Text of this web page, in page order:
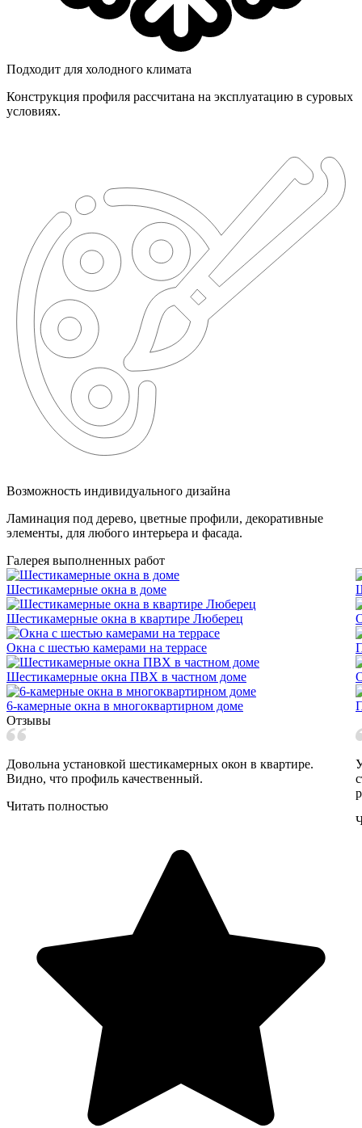
Подходит для холодного климата
Конструкция профиля рассчитана на эксплуатацию в суровых
условиях.
Возможность индивидуального дизайна
Ламинация под дерево, цветные профили, декоративные
элементы, для любого интерьера и фасада.
Галерея выполненных работ
Шестикамерные окна в доме
Шестикамерные окна в квартире Люберец
Окна с шестью камерами на террасе
Шестикамерные окна ПВХ в частном доме
6-камерные окна в многоквартирном доме
Отзывы
Довольна установкой шестикамерных окон в квартире.
Видно, что профиль качественный.
Читать полностью